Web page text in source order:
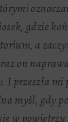
gdzie
a
on
I przeszła mi
myśl, gdy
w